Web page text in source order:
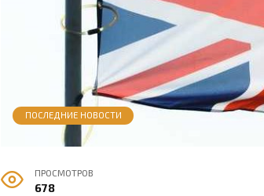
ПОСЛЕДНИЕ НОВОСТИ
ПРОСМОТРОВ
678